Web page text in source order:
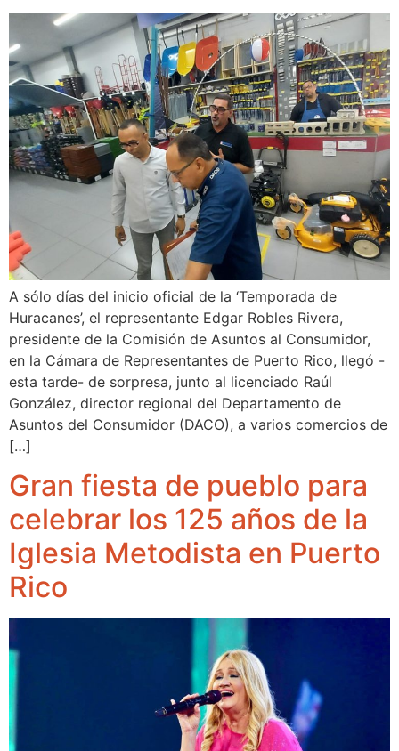
A sólo días del inicio oficial de la ‘Temporada de
Huracanes’, el representante Edgar Robles Rivera,
presidente de la Comisión de Asuntos al Consumidor,
en la Cámara de Representantes de Puerto Rico, llegó -
esta tarde- de sorpresa, junto al licenciado Raúl
González, director regional del Departamento de
Asuntos del Consumidor (DACO), a varios comercios de
[…]
Gran fiesta de pueblo para
celebrar los 125 años de la
Iglesia Metodista en Puerto
Rico